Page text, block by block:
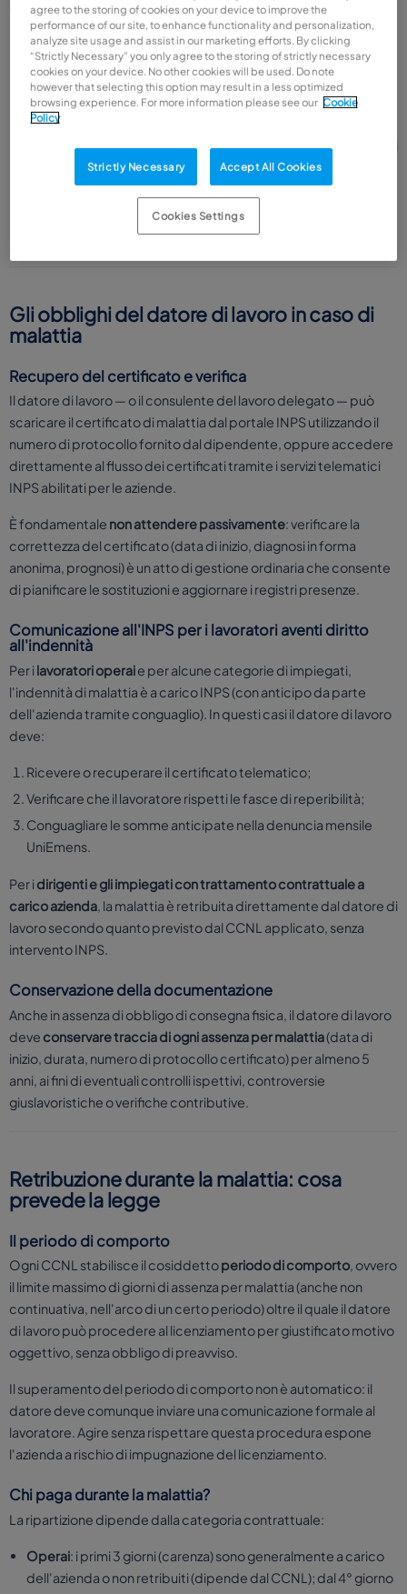
Cosa deve fare il dipendente
Il lavoratore ha l'obbligo di:
Avvisare tempestivamenteil datore di lavoro dell'assenza, di
norma entro l'inizio del turno o comunque il prima possibile;
Recarsi dal medico e far trasmettere il certificato telematico;
Comunicare il numero di protocollo del certificato al datore di
lavoro (o all'ufficio HR);
Rispettare le fasce di reperibilitàstabilite per le visite fiscali
(10:00–12:00 e 17:00–19:00 nei giorni feriali, salvo deroghe
Gli obblighi del datore di lavoro in caso di
malattia
Recupero del certificato e verifica
Il datore di lavoro — o il consulente del lavoro delegato — può
scaricare il certificato di malattia dal portale INPS utilizzando il
numero di protocollo fornito dal dipendente, oppure accedere
direttamente al flusso dei certificati tramite i servizi telematici
INPS abilitati per le aziende.
È fondamentale non attendere passivamente: verificare la
correttezza del certificato (data di inizio, diagnosi in forma
anonima, prognosi) è un atto di gestione ordinaria che consente
di pianificare le sostituzioni e aggiornare i registri presenze.
Comunicazione all'INPS per i lavoratori aventi diritto
all'indennità
Per i lavoratori operaie per alcune categorie di impiegati,
l'indennità di malattia è a carico INPS (con anticipo da parte
dell'azienda tramite conguaglio). In questi casi il datore di lavoro
deve:
Ricevere o recuperare il certificato telematico;
Verificare che il lavoratore rispetti le fasce di reperibilità;
Conguagliare le somme anticipate nella denuncia mensile
UniEmens.
Per i dirigenti e gli impiegati con trattamento contrattuale a
carico azienda, la malattia è retribuita direttamente dal datore di
lavoro secondo quanto previsto dal CCNL applicato, senza
intervento INPS.
Conservazione della documentazione
Anche in assenza di obbligo di consegna fisica, il datore di lavoro
deve conservare traccia di ogni assenza per malattia(data di
inizio, durata, numero di protocollo certificato) per almeno 5
anni, ai fini di eventuali controlli ispettivi, controversie
giuslavoristiche o verifiche contributive.
Retribuzione durante la malattia: cosa
prevede la legge
Il periodo di comporto
Ogni CCNL stabilisce il cosiddettoperiodo di comporto, ovvero
il limite massimo di giorni di assenza per malattia (anche non
continuativa, nell'arco di un certo periodo) oltre il quale il datore
di lavoro può procedere al licenziamento per giustificato motivo
oggettivo, senza obbligo di preavviso.
Il superamento del periodo di comporto non è automatico: il
datore deve comunque inviare una comunicazione formale al
lavoratore. Agire senza rispettare questa procedura espone
l'azienda a rischio di impugnazione del licenziamento.
Chi paga durante la malattia?
La ripartizione dipende dalla categoria contrattuale:
Operai: i primi 3 giorni (carenza) sono generalmente a carico
dell'azienda o non retribuiti (dipende dal CCNL); dal 4° giorno
agree to the storing of cookies on your device to improve the
performance of our site, to enhance functionality and personalization,
analyze site usage and assist in our marketing efforts. By clicking
“Strictly Necessary” you only agree to the storing of strictly necessary
cookies on your device. No other cookies will be used. Do note
however that selecting this option may result in a less optimized
browsing experience. For more information please see our Cookie
Policy
Strictly Necessary Accept All Cookies
Cookies Settings